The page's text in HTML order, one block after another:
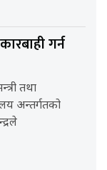
गर्न
तथा
अन्तर्गतको